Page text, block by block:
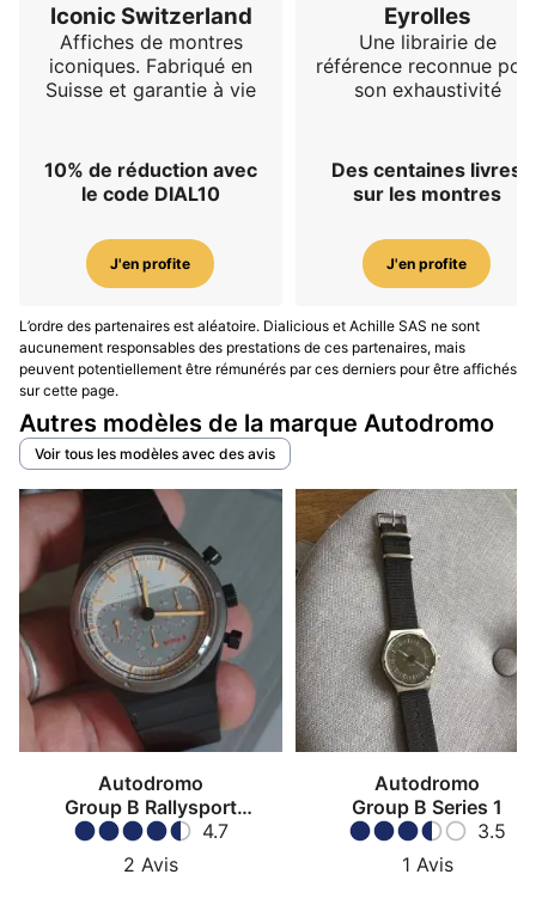
Iconic Switzerland
Affiches de montres
iconiques. Fabriqué en
Suisse et garantie à vie
10% de réduction avec
le code DIAL10
J'en profite
Eyrolles
Une librairie de
référence reconnue
son exhaustivité
Des centaines livres
sur les montres
J'en profite
L’ordre des partenaires est aléatoire. Dialicious et Achille SAS ne sont
aucunement responsables des prestations de ces partenaires, mais
peuvent potentiellement être rémunérés par ces derniers pour être affichés
sur cette page.
Autres modèles de la marque Autodromo
Voir tous les modèles avec des avis
Autodromo
Group B Rallysport
Chronograph4.7
2 Avis
Autodromo
Group B Series 1
3.5
1 Avis